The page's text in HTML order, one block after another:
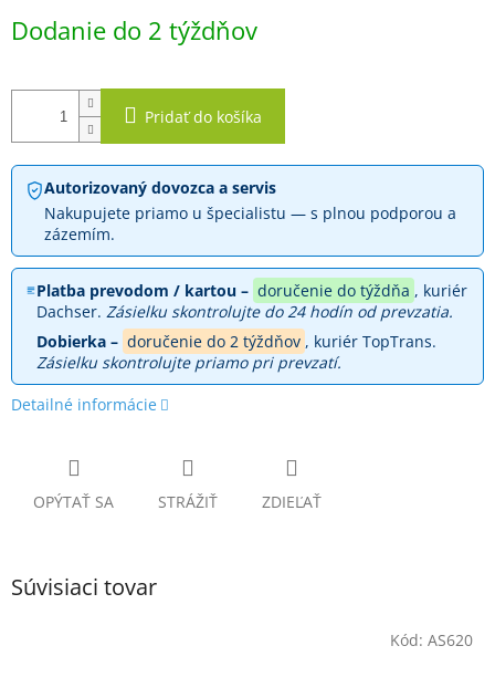
cena:
Dodanie do 2 týždňov
Pridať do košíka
Autorizovaný dovozca a servis
Nakupujete priamo u špecialistu — s plnou podporou a
zázemím.
Platba prevodom / kartou – doručenie do týždňa , kuriér
Dachser.Zásielku skontrolujte do 24 hodín od prevzatia.
Dobierka – doručenie do 2 týždňov , kuriér TopTrans.
Zásielku skontrolujte priamo pri prevzatí.
Detailné informácie
OPÝTAŤ SA STRÁŽIŤ ZDIEĽAŤ
Súvisiaci tovar
Kód: AS620